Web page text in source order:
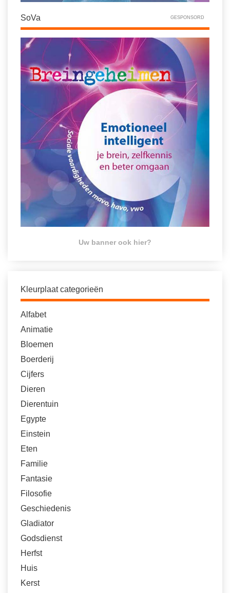
SoVa GESPONSORD
Uw banner ook hier?
Kleurplaat categorieën
Alfabet
Animatie
Bloemen
Boerderij
Cijfers
Dieren
Dierentuin
Egypte
Einstein
Eten
Familie
Fantasie
Filosofie
Geschiedenis
Gladiator
Godsdienst
Herfst
Huis
Kerst